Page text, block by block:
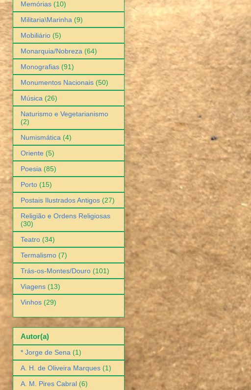
Memórias (10)
Militaria\Marinha (9)
Mobiliário (5)
Monarquia/Nobreza (64)
Monografias (91)
Monumentos Nacionais (50)
Música (26)
Naturismo e Vegetarianismo
(2)
Numismática (4)
Oriente (5)
Poesia (85)
Porto (15)
Postais Ilustrados Antigos (27)
Religião e Ordens Religiosas
(30)
Teatro (34)
Termalismo (7)
Trás-os-Montes/Douro (101)
Viagens (13)
Vinhos (29)
Autor(a)
* Jorge de Sena (1)
A. H. de Oliveira Marques (1)
A. M. Pires Cabral (6)